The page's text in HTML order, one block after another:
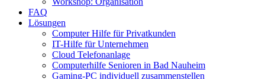
FAQ
Lösungen
Computer Hilfe für Privatkunden
IT-Hilfe für Unternehmen
Cloud Telefonanlage
Computerhilfe Senioren in Bad Nauheim
Gaming-PC individuell zusammenstellen